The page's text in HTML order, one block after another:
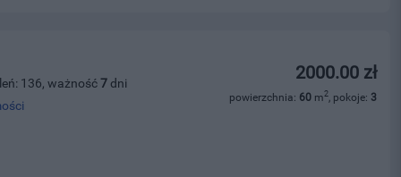
2000.00 zł
powierzchnia: 60 m2 , pokoje: 3
136, ważność7 dni